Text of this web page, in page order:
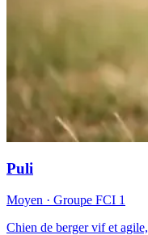
Puli
Moyen · Groupe FCI 1
Chien de berger vif et